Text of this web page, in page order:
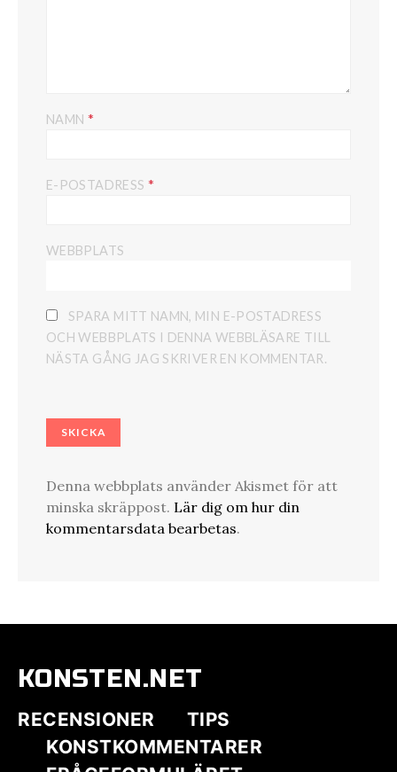
NAMN *
E-POSTADRESS *
WEBBPLATS
SPARA MITT NAMN, MIN E-POSTADRESS
OCH WEBBPLATS I DENNA WEBBLÄSARE TILL
NÄSTA GÅNG JAG SKRIVER EN KOMMENTAR.
Denna webbplats använder Akismet för att
minska skräppost. Lär dig om hur din
kommentarsdata bearbetas.
KONSTEN.NET
RECENSIONER
TIPS
KONSTKOMMENTARER